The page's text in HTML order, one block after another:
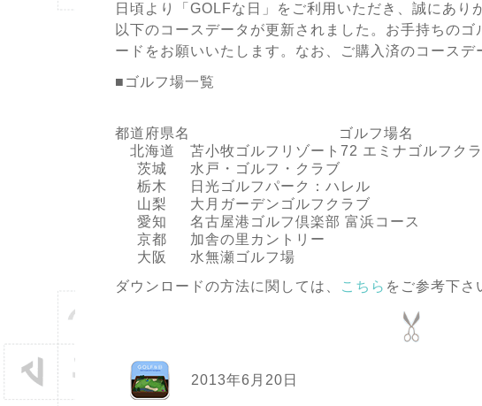
日頃より「GOLFな日」をご利用いただき、誠にあり
以下のコースデータが更新されました。お手持ちの
ードをお願いいたします。なお、ご購入済のコースデ
■ゴルフ場一覧
都道府県名
ゴルフ場名
北海道
苫小牧ゴルフリゾート72 エミナゴルフク
茨城
水戸・ゴルフ・クラブ
栃木
日光ゴルフパーク：ハレル
山梨
大月ガーデンゴルフクラブ
愛知
名古屋港ゴルフ倶楽部 富浜コース
京都
加舎の里カントリー
大阪
水無瀬ゴルフ場
ダウンロードの方法に関しては、
こちら をご参考下さ
2013年6月20日